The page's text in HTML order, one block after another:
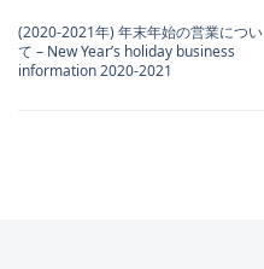
(2020-2021年) 年末年始の営業につい
て – New Year’s holiday business
information 2020-2021